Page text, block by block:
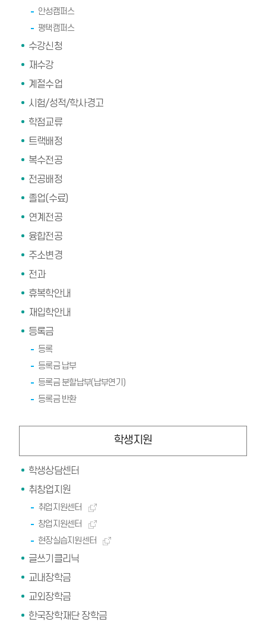
안성캠퍼스
평택캠퍼스
수강신청
재수강
계절수업
시험/성적/학사경고
학점교류
트랙배정
복수전공
전공배정
졸업(수료)
연계전공
융합전공
주소변경
전과
휴복학안내
재입학안내
등록금
등록
등록금 납부
등록금 분할납부(납부연기)
등록금 반환
학생지원
학생상담센터
취창업지원
취업지원센터
창업지원센터
현장실습지원센터
글쓰기클리닉
교내장학금
교외장학금
한국장학재단 장학금